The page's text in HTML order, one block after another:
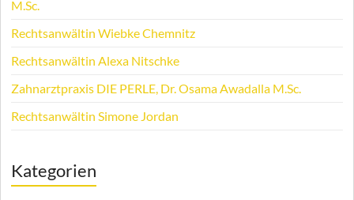
M.Sc.
Rechtsanwältin Wiebke Chemnitz
Rechtsanwältin Alexa Nitschke
Zahnarztpraxis DIE PERLE, Dr. Osama Awadalla M.Sc.
Rechtsanwältin Simone Jordan
Kategorien